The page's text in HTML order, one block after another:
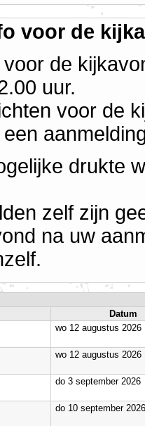
voor de
de
uur.
voor de
drukte
zelf zijn
na uw
Datum
wo 12 augustus 2026
wo 12 augustus 2026
do 3 september 2026
do 10 september